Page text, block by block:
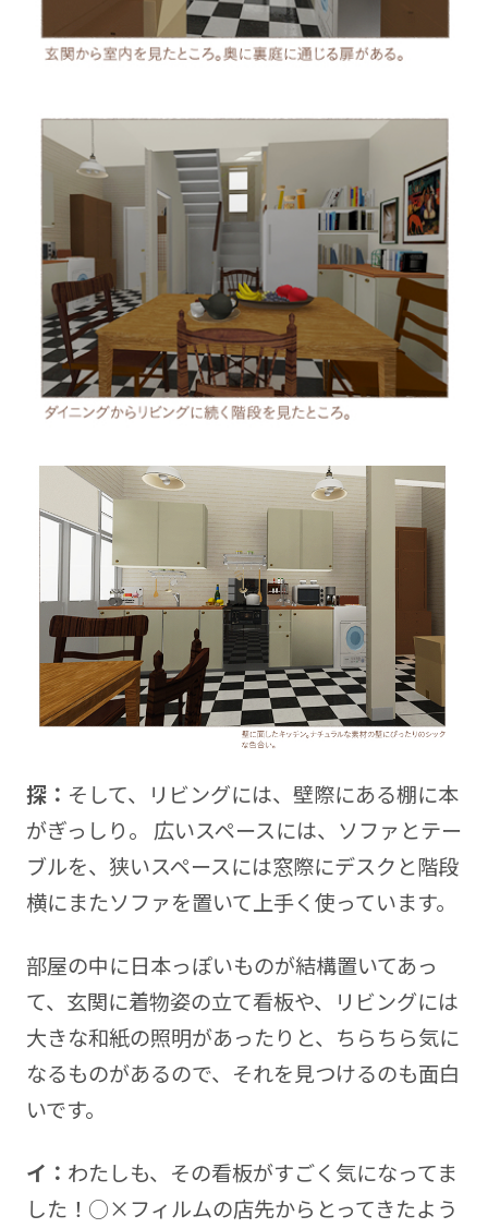
探： そして、リビングには、壁際にある棚に本
がぎっしり。 広いスペースには、ソファとテー
ブルを、狭いスペースには窓際にデスクと階段
横にまたソファを置いて上手く使っています。
部屋の中に日本っぽいものが結構置いてあっ
て、玄関に着物姿の立て看板や、リビングには
大きな和紙の照明があったりと、ちらちら気に
なるものがあるので、それを見つけるのも面白
いです。
イ： わたしも、その看板がすごく気になってま
した！○×フィルムの店先からとってきたよう